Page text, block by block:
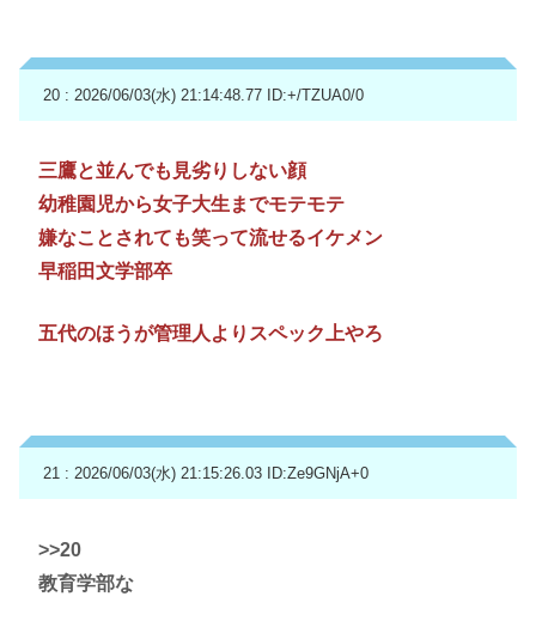
20 : 2026/06/03(水) 21:14:48.77 ID:+/TZUA0/0
三鷹と並んでも見劣りしない顔
幼稚園児から女子大生までモテモテ
嫌なことされても笑って流せるイケメン
早稲田文学部卒
五代のほうが管理人よりスペック上やろ
21 : 2026/06/03(水) 21:15:26.03 ID:Ze9GNjA+0
>>20
教育学部な